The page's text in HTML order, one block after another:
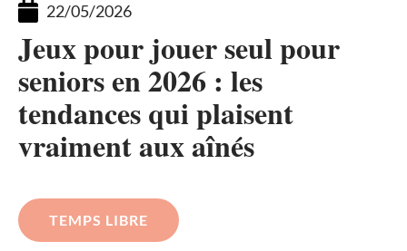
22/05/2026
Jeux pour jouer seul pour
seniors en 2026 : les
tendances qui plaisent
vraiment aux aînés
TEMPS LIBRE